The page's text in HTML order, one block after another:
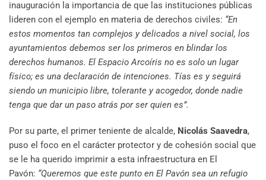
inauguración la importancia de que las instituciones públicas
lideren con el ejemplo en materia de derechos civiles: “En
estos momentos tan complejos y delicados a nivel social, los
ayuntamientos debemos ser los primeros en blindar los
derechos humanos. El Espacio Arcoíris no es solo un lugar
físico; es una declaración de intenciones. Tías es y seguirá
siendo un municipio libre, tolerante y acogedor, donde nadie
tenga que dar un paso atrás por ser quien es”.
Por su parte, el primer teniente de alcalde, Nicolás Saavedra,
puso el foco en el carácter protector y de cohesión social que
se le ha querido imprimir a esta infraestructura en El
Pavón: “Queremos que este punto en El Pavón sea un refugio